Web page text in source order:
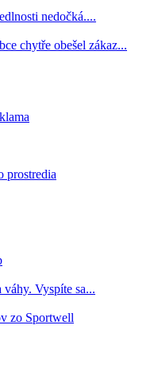
nedočká....
chytře obešel zákaz...
prostredia
Vyspíte sa...
zo Sportwell